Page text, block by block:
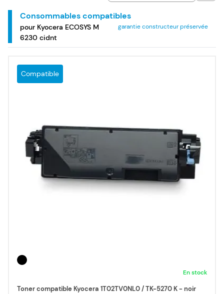
Consommables compatibles
garantie constructeur préservée
pour Kyocera ECOSYS M
6230 cidnt
Compatible
En stock
Toner compatible Kyocera 1T02TV0NL0 / TK-5270 K - noir